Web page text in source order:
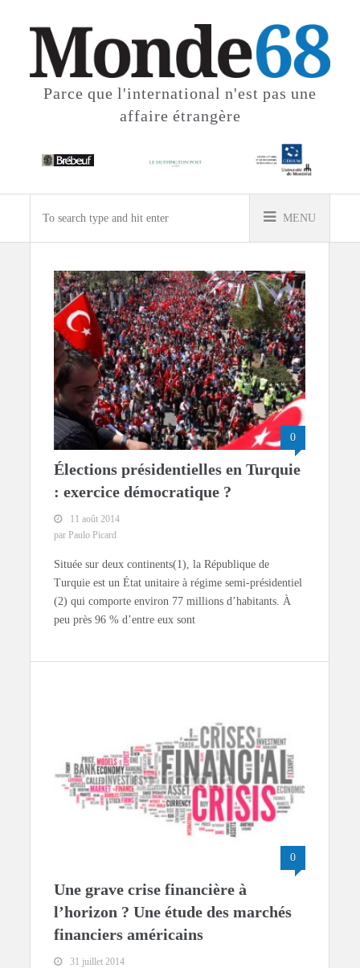
Parce que l'international n'est pas une
affaire étrangère
MENU
0
Élections présidentielles en Turquie
: exercice démocratique ?
11 août 2014
par Paulo Picard
Située sur deux continents(1), la République de
Turquie est un État unitaire à régime semi-présidentiel
(2) qui comporte environ 77 millions d’habitants. À
peu près 96 % d’entre eux sont
0
Une grave crise financière à
l’horizon ? Une étude des marchés
financiers américains
31 juillet 2014